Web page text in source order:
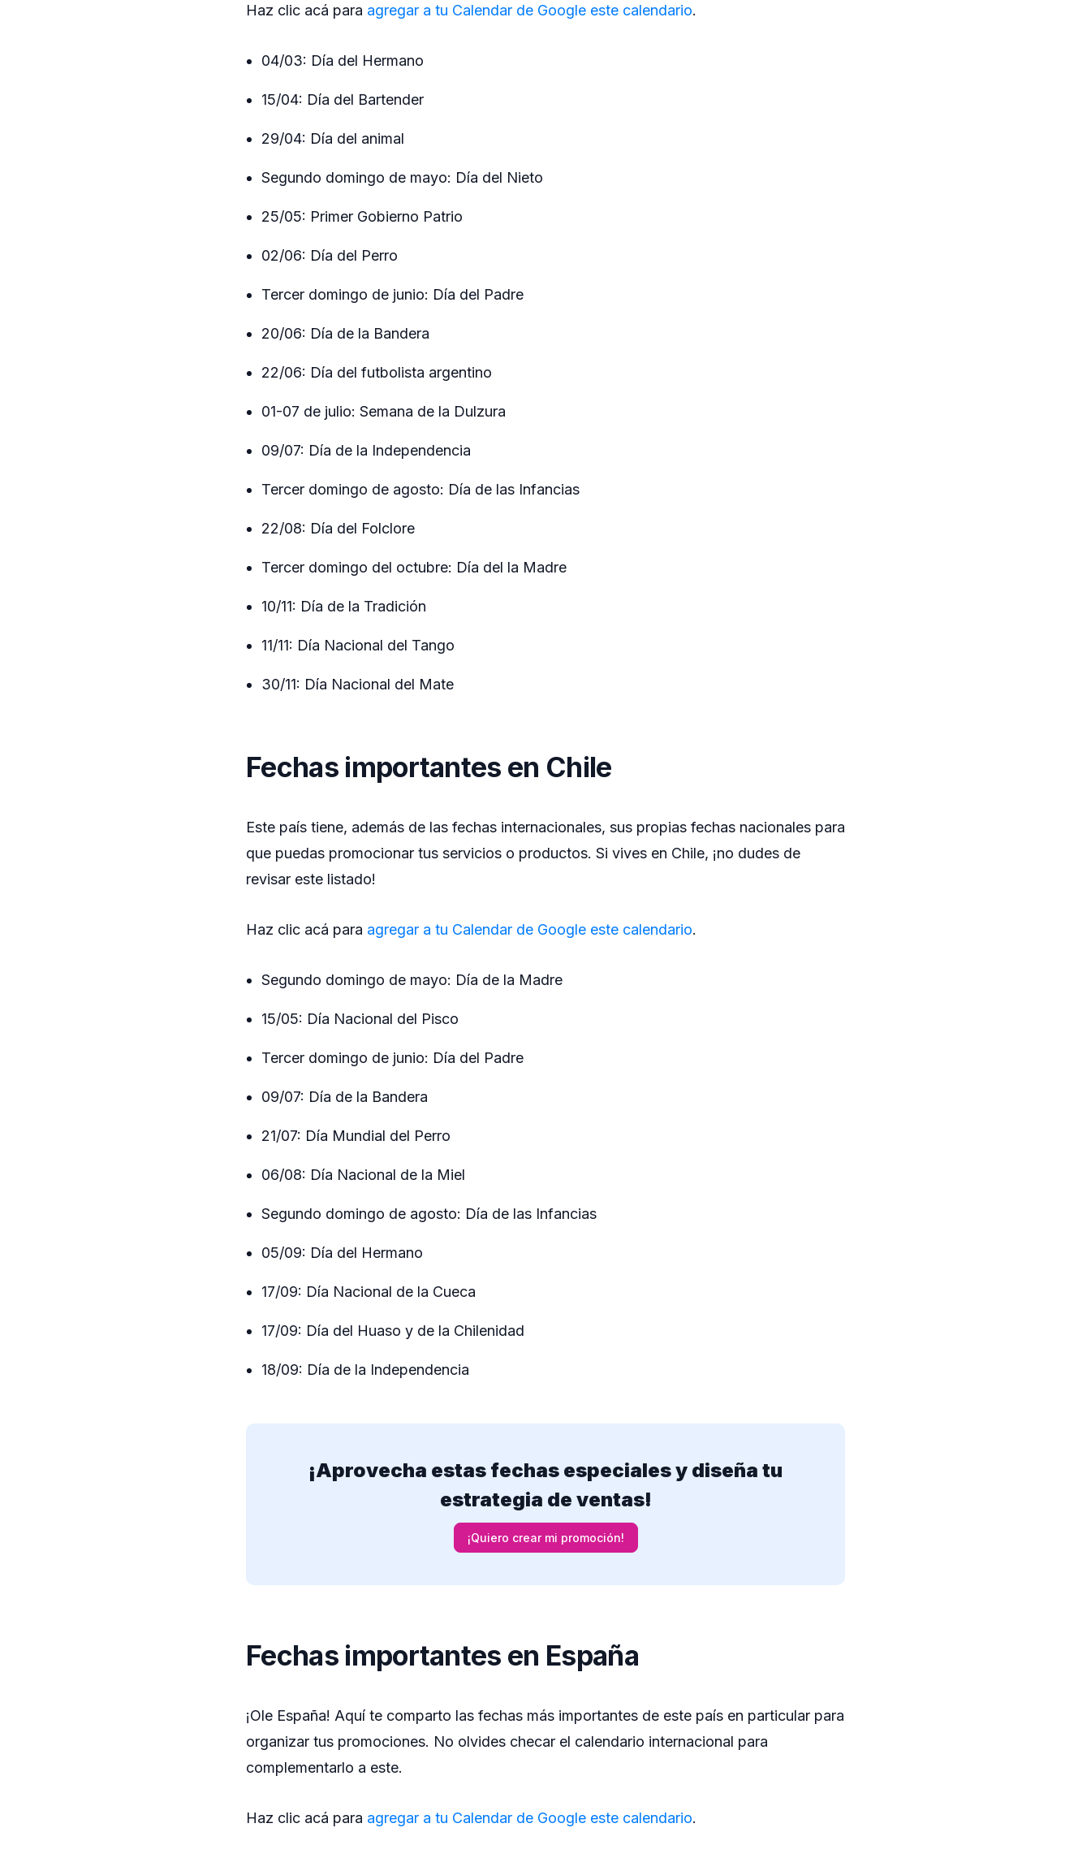
Haz clic acá para agregar a tu Calendar de Google este calendario.
04/03: Día del Hermano
15/04: Día del Bartender
29/04: Día del animal
Segundo domingo de mayo: Día del Nieto
25/05: Primer Gobierno Patrio
02/06: Día del Perro
Tercer domingo de junio: Día del Padre
20/06: Día de la Bandera
22/06: Día del futbolista argentino
01-07 de julio: Semana de la Dulzura
09/07: Día de la Independencia
Tercer domingo de agosto: Día de las Infancias
22/08: Día del Folclore
Tercer domingo del octubre: Día del la Madre
10/11: Día de la Tradición
11/11: Día Nacional del Tango
30/11: Día Nacional del Mate
Fechas importantes en Chile
Este país tiene, además de las fechas internacionales, sus propias fechas nacionales para
que puedas promocionar tus servicios o productos. Si vives en Chile, ¡no dudes de
revisar este listado!
Haz clic acá para agregar a tu Calendar de Google este calendario.
Segundo domingo de mayo: Día de la Madre
15/05: Día Nacional del Pisco
Tercer domingo de junio: Día del Padre
09/07: Día de la Bandera
21/07: Día Mundial del Perro
06/08: Día Nacional de la Miel
Segundo domingo de agosto: Día de las Infancias
05/09: Día del Hermano
17/09: Día Nacional de la Cueca
17/09: Día del Huaso y de la Chilenidad
18/09: Día de la Independencia
¡Aprovecha estas fechas especiales y diseña tu
estrategia de ventas!
¡Quiero crear mi promoción!
Fechas importantes en España
¡Ole España! Aquí te comparto las fechas más importantes de este país en particular para
organizar tus promociones. No olvides checar el calendario internacional para
complementarlo a este.
Haz clic acá para agregar a tu Calendar de Google este calendario.